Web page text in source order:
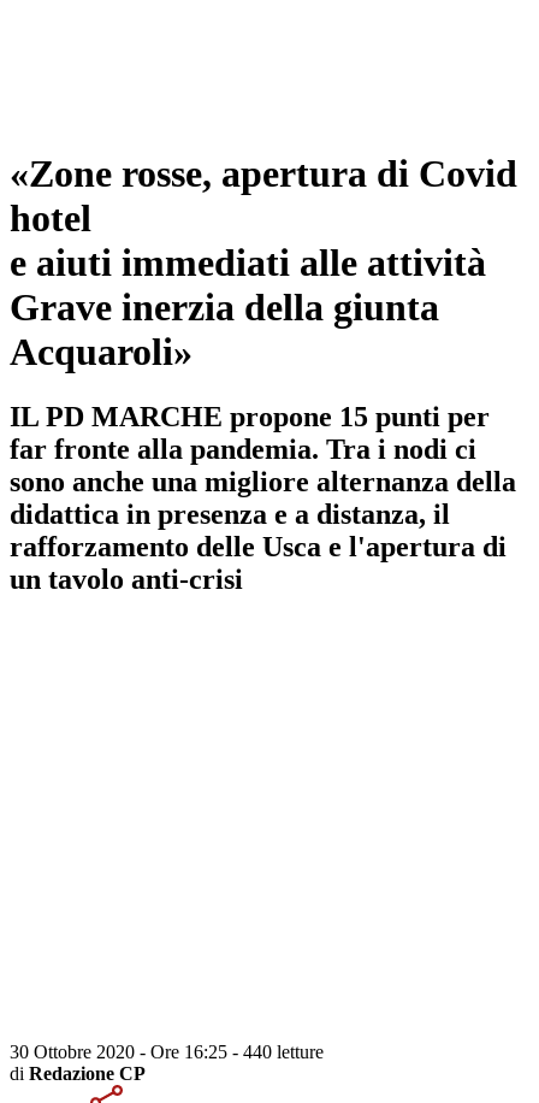
«Zone rosse, apertura di Covid
hotel
e aiuti immediati alle attività
Grave inerzia della giunta
Acquaroli»
IL PD MARCHE propone 15 punti per
far fronte alla pandemia. Tra i nodi ci
sono anche una migliore alternanza della
didattica in presenza e a distanza, il
rafforzamento delle Usca e l'apertura di
un tavolo anti-crisi
30 Ottobre 2020 - Ore 16:25 - 440 letture
di Redazione CP